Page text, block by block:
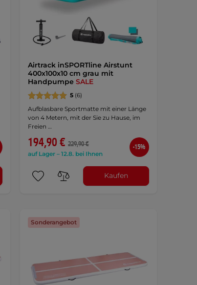
Airtrack inSPORTline Airstunt
400x100x10 cm grau mit
Handpumpe SALE
5(6)
Aufblasbare Sportmatte mit einer Länge
von 4 Metern, mit der Sie zu Hause, im
Freien …
194,90 € 229,90 €
auf Lager – 12.8. bei Ihnen
-15%
Kaufen
Sonderangebot